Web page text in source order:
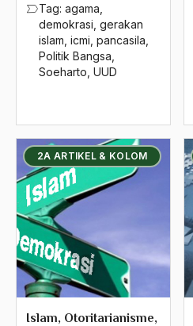
Tag: agama
demokrasi gerakan
islam icmi pancasila
Politik Bangsa
Soeharto UUD
2A ARTIKEL & KOLOM
Islam, Otoritarianisme,
islam garis keras
Islam Gedongan
islam indonesia
islam kita
Islam Kota
Islam Kultural
islam liberal
Islam Menang
Islam Militan